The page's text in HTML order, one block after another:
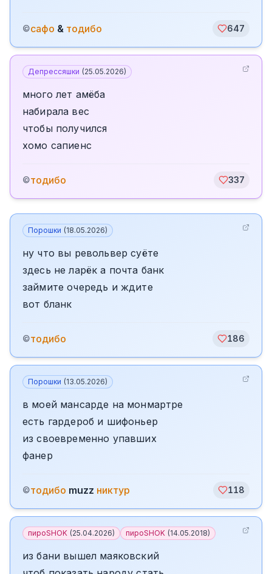
©сафо & тодибо 647
Депрессяшки (25.05.2026)
много лет амёба
набирала вес
чтобы получился
хомо сапиенс
©тодибо 337
Порошки (18.05.2026)
ну что вы револьвер суёте
здесь не ларёк а почта банк
займите очередь и ждите
вот бланк
©тодибо 186
Порошки (13.05.2026)
в моей мансарде на монмартре
есть гардероб и шифоньер
из своевременно упавших
фанер
©тодибо muzz никтур 118
пироSHOK (25.04.2026) пироSHOK (14.05.2018)
из бани вышел маяковский